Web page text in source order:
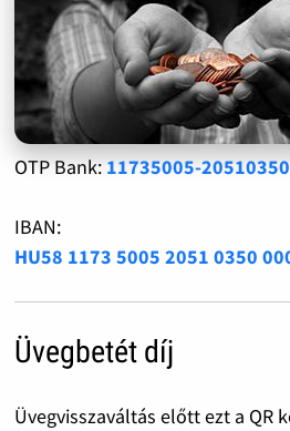
OTP Bank: 11735005-20510350
IBAN:
HU58 1173 5005 2051 0350
Üvegbetét díj
Üvegvisszaváltás előtt ezt a QR